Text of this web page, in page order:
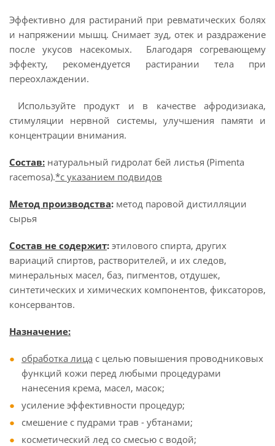
Эффективно для растираний при ревматических болях
и напряжении мышц. Снимает зуд, отек и раздражение
после укусов насекомых. Благодаря согревающему
эффекту, рекомендуется растирании тела при
переохлаждении.
Используйте продукт и в качестве афродизиака,
стимуляции нервной системы, улучшения памяти и
концентрации внимания.
Состав: натуральный гидролат бей листья (Pimenta
racemosa).*с указанием подвидов
Метод производства: метод паровой дистилляции
сырья
Состав не содержит: этилового спирта, других
вариаций спиртов, растворителей, и их следов,
минеральных масел, баз, пигментов, отдушек,
синтетических и химических компонентов, фиксаторов,
консервантов.
Назначение:
обработка лица с целью повышения проводниковых
функций кожи перед любыми процедурами
нанесения крема, масел, масок;
усиление эффективности процедур;
смешение с пудрами трав - убтанами;
косметический лед со смесью с водой;